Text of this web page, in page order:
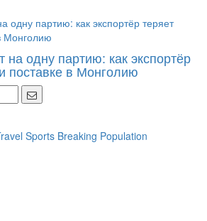
одну партию: как экспортёр
поставке в Монголию
Sports Breaking Population